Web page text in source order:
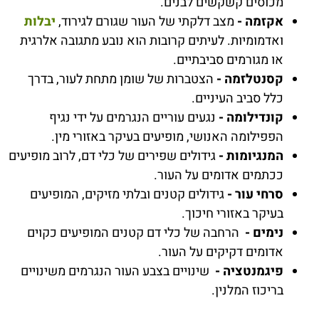
אקזמה - מצב דלקתי של העור שגורם לגירוד,יבלות
ואדמומיות. לעיתים קרובות הוא נובע מתגובה אלרגית
או מגורמים סביבתיים.
קסנטלזמה - הצטברות של שומן מתחת לעור, בדרך
כלל סביב העיניים.
קונדילומה - נגעים עוריים הנגרמים על ידי נגיף
הפפילומה האנושי, מופיעים בעיקר באזורי מין.
המנגיומות -גידולים שפירים של כלי דם, לרוב מופיעים
ככתמים אדומים על העור.
סרחי עור -גידולים קטנים ובלתי מזיקים, המופיעים
בעיקר באזורי חיכוך.
נימים - הרחבה של כלי דם קטנים המופיעים כקוים
אדומים דקיקים על העור.
פיגמנטציה - שינויים בצבע העור הנגרמים משינויים
בריכוז המלנין.